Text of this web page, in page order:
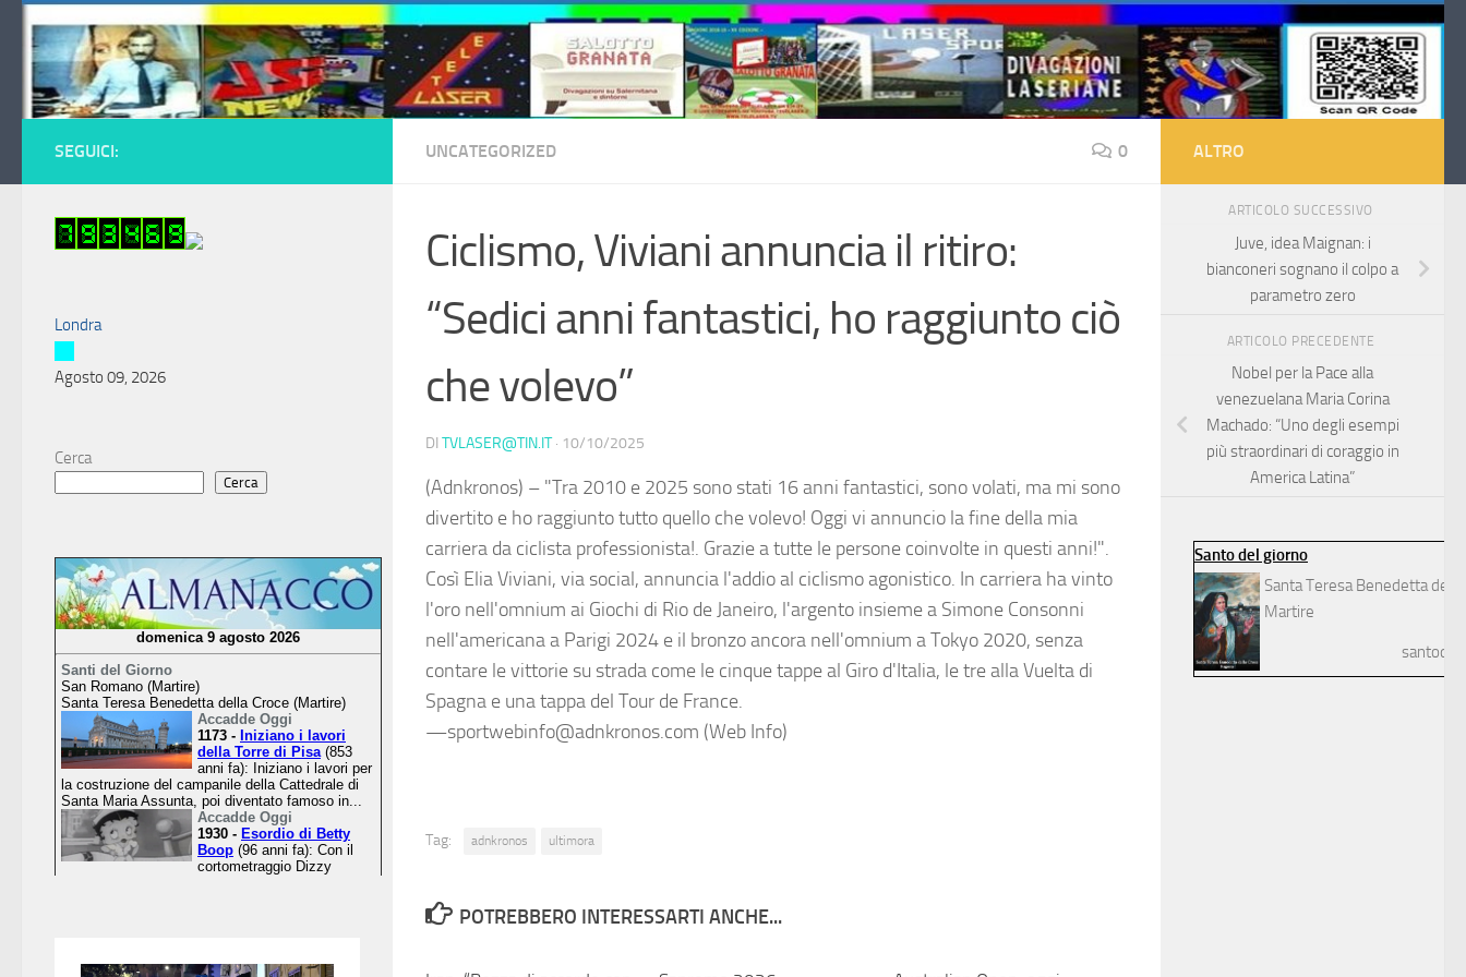
Salta al contenuto
UNCATEGORIZED 0
Ciclismo, Viviani annuncia il ritiro:
“Sedici anni fantastici, ho raggiunto ciò
che volevo”
DI TVLASER@TIN.IT · 10/10/2025
(Adnkronos) – "Tra 2010 e 2025 sono stati 16 anni fantastici, sono volati, ma mi sono
divertito e ho raggiunto tutto quello che volevo! Oggi vi annuncio la fine della mia
carriera da ciclista professionista!. Grazie a tutte le persone coinvolte in questi anni!".
Così Elia Viviani, via social, annuncia l'addio al ciclismo agonistico. In carriera ha vinto
l'oro nell'omnium ai Giochi di Rio de Janeiro, l'argento insieme a Simone Consonni
nell'americana a Parigi 2024 e il bronzo ancora nell'omnium a Tokyo 2020, senza
contare le vittorie su strada come le cinque tappe al Giro d'Italia, le tre alla Vuelta di
Spagna e una tappa del Tour de France.
—sportwebinfo@adnkronos.com (Web Info)
Tag: adnkronos ultimora
POTREBBERO INTERESSARTI ANCHE...
SEGUICI:
Londra
Agosto 09, 2026
Cerca
Cerca
ALTRO
ARTICOLO SUCCESSIVO
Juve, idea Maignan: i
bianconeri sognano il colpo a
parametro zero
ARTICOLO PRECEDENTE
Nobel per la Pace alla
venezuelana Maria Corina
Machado: “Uno degli esempi
più straordinari di coraggio in
America Latina”
Santo del giorno
Santa Teresa Benedetta della
Martire